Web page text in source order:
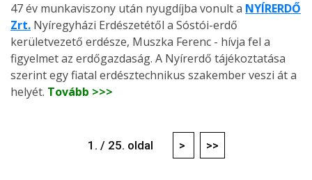
47 év munkaviszony után nyugdíjba vonult a NYÍRERDŐ
Zrt. Nyíregyházi Erdészetétől a Sóstói-erdő
kerületvezető erdésze, Muszka Ferenc - hívja fel a
figyelmet az erdőgazdaság. A Nyírerdő tájékoztatása
szerint egy fiatal erdésztechnikus szakember veszi át a
helyét. Tovább >>>
1. / 25. oldal > >>